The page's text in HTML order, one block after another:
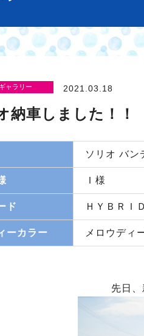
ャラリー 2021.03.18
納車しました！！
ソリオ バン
Ｉ様
ド ＨＹＢＲＩ
ーカラー メロウディ
先日